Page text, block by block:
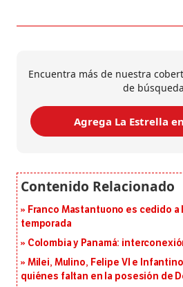
Encuentra más de nuestra
de
Agrega La Estrella
Franco Mastantuono es cedido a
temporada
Colombia y Panamá:
Milei, Mulino, Felipe VI e
quiénes faltan en la posesión de